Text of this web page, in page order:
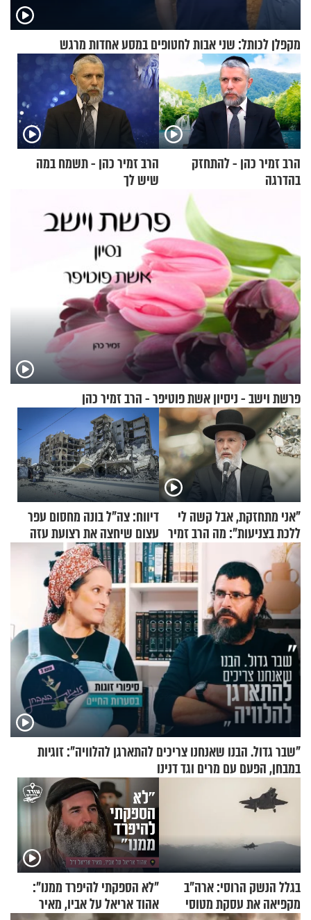
מקפלן לכותל: שני אבות לחטופים במסע אחדות מרגש
הרב זמיר כהן - להתחזק
בהדרגה
הרב זמיר כהן - תשמח במה
שיש לך
פרשת וישב - ניסיון אשת פוטיפר - הרב זמיר כהן
"אני מתחזקת, אבל קשה לי
ללכת בצניעות": מה הרב זמיר
כהן המליץ לה לעשות?
דיווח: צה"ל בונה מחסום עפר
עצום שיחצה את רצועת עזה
לשניים
"שבר גדול. הבנו שאנחנו צריכים להתארגן להלוויה": זוגיות
במבחן, הפעם עם מרים וגד דנינו
בגלל הנשק הרוסי: ארה"ב
מקפיאה את עסקת מטוסי
"לא הספקתי להיפרד ממנו":
אהוד אריאל על אביו, מאיר